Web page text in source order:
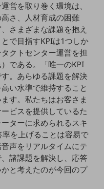
ウィンドウで開きます
営を取り巻く環境は、
さ、人材育成の困難
さまざまな課題を抱え
で目指すKPIは1つしか
クトセンター運営を担
である。「唯一のKPI
。あらゆる課題を解決
い水準で維持すること
す。私たちはお客さま
ビスを提供しているた
ターに求められるスキ
を上げることは容易で
声をリアルタイムにテ
諸課題を解決し、応答
と考えたのが今回のプ